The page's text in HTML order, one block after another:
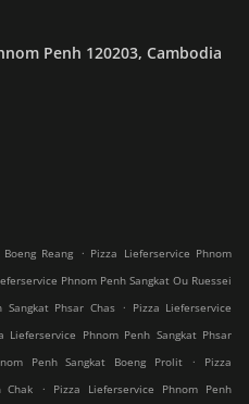
Penh 120203, Cambodia
Reang . Pizza Lieferservice Phnom
Phnom Penh Sangkat Ou Ruessei
Sangkat Phsar Chas . Pizza Lieferservice
Lieferservice Phnom Penh Sangkat Phsar
Penh Sangkat Boeng Prolit .
Pizza
Chak
.
Pizza Lieferservice Phnom Penh